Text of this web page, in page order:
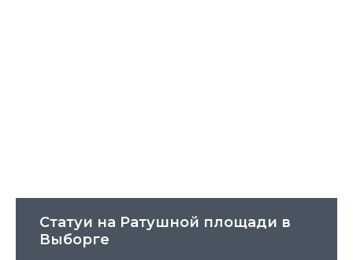
Статуи на Ратушной площади в
Выборге